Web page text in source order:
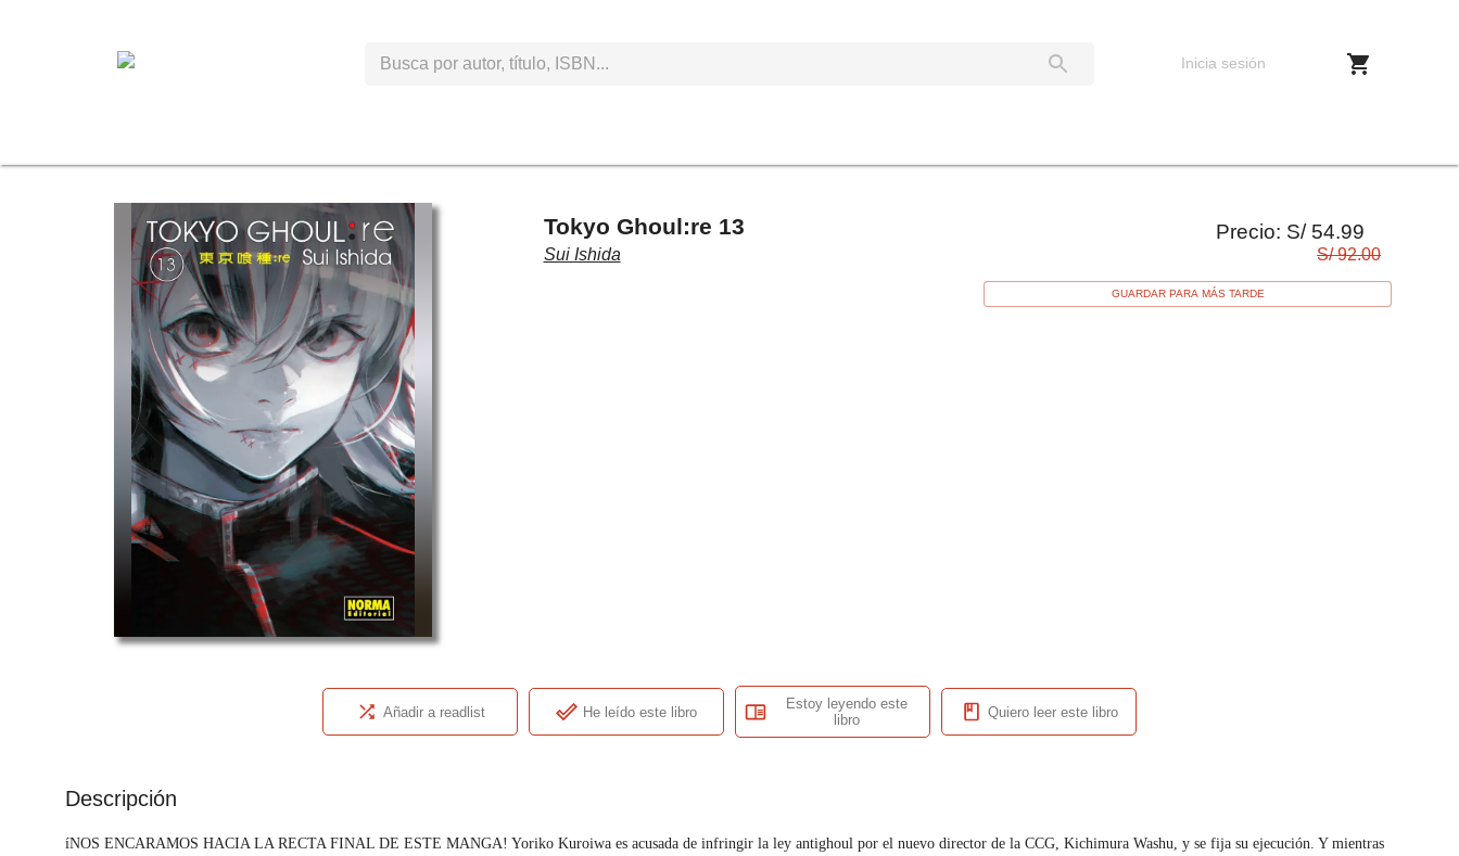
Inicia sesión
Tokyo Ghoul:re 13
Sui Ishida
Precio: S/ 54.99
S/ 92.00
GUARDAR PARA MÁS TARDE
Añadir a readlist He leído este libro
Estoy leyendo este
libro
Quiero leer este libro
Descripción
íNOS ENCARAMOS HACIA LA RECTA FINAL DE ESTE MANGA! Yoriko Kuroiwa es acusada de infringir la ley antighoul por el nuevo director de la CCG, Kichimura Washu, y se fija su ejecución. Y mientras